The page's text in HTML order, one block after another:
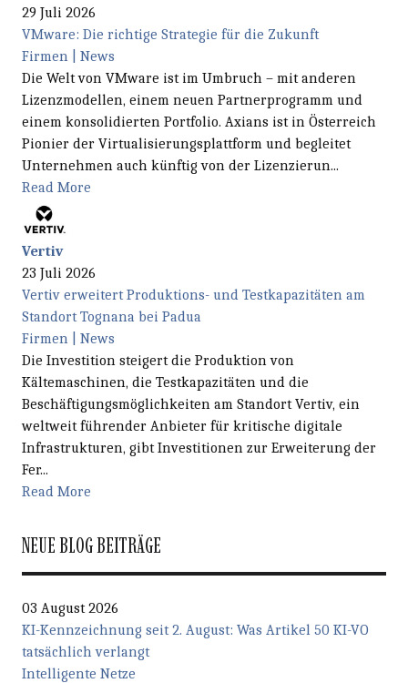
29 Juli 2026
VMware: Die richtige Strategie für die Zukunft
Firmen | News
Die Welt von VMware ist im Umbruch – mit anderen
Lizenzmodellen, einem neuen Partnerprogramm und
einem konsolidierten Portfolio. Axians ist in Österreich
Pionier der Virtualisierungsplattform und begleitet
Unternehmen auch künftig von der Lizenzierun...
Read More
Vertiv
23 Juli 2026
Vertiv erweitert Produktions- und Testkapazitäten am
Standort Tognana bei Padua
Firmen | News
Die Investition steigert die Produktion von
Kältemaschinen, die Testkapazitäten und die
Beschäftigungsmöglichkeiten am Standort Vertiv, ein
weltweit führender Anbieter für kritische digitale
Infrastrukturen, gibt Investitionen zur Erweiterung der
Fer...
Read More
NEUE BLOG BEITRÄGE
03 August 2026
KI-Kennzeichnung seit 2. August: Was Artikel 50 KI-VO
tatsächlich verlangt
Intelligente Netze